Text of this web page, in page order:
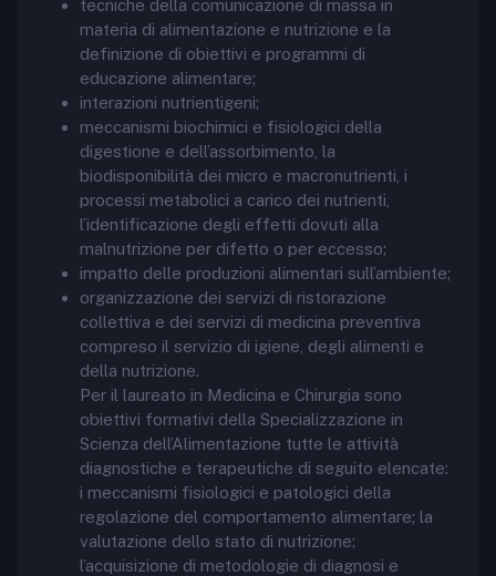
tecniche della comunicazione di massa in
materia di alimentazione e nutrizione e la
definizione di obiettivi e programmi di
educazione alimentare;
interazioni nutrientigeni;
meccanismi biochimici e fisiologici della
digestione e dell’assorbimento, la
biodisponibilità dei micro e macronutrienti, i
processi metabolici a carico dei nutrienti,
l’identificazione degli effetti dovuti alla
malnutrizione per difetto o per eccesso;
impatto delle produzioni alimentari sull’ambiente;
organizzazione dei servizi di ristorazione
collettiva e dei servizi di medicina preventiva
compreso il servizio di igiene, degli alimenti e
della nutrizione.
Per il laureato in Medicina e Chirurgia sono
obiettivi formativi della Specializzazione in
Scienza dell’Alimentazione tutte le attività
diagnostiche e terapeutiche di seguito elencate:
i meccanismi fisiologici e patologici della
regolazione del comportamento alimentare; la
valutazione dello stato di nutrizione;
l’acquisizione di metodologie di diagnosi e